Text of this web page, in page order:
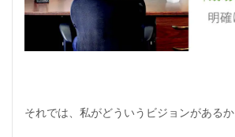
それでは、私がどういうビジョンがある